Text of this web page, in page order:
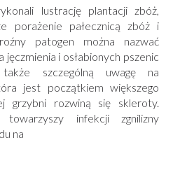
lustrację plantacji zbóż,
porażenie pałecznicą zbóż i
patogen można nazwać
jęczmienia i osłabionych pszenic
szczególną uwagę na
jest początkiem większego
grzybni rozwiną się skleroty.
towarzyszy infekcji zgnilizny
na